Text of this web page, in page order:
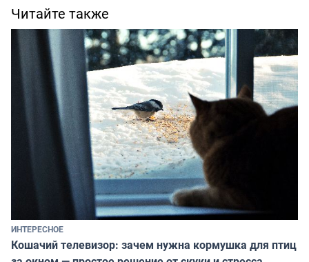
Читайте также
ИНТЕРЕСНОЕ
Кошачий телевизор: зачем нужна кормушка для птиц